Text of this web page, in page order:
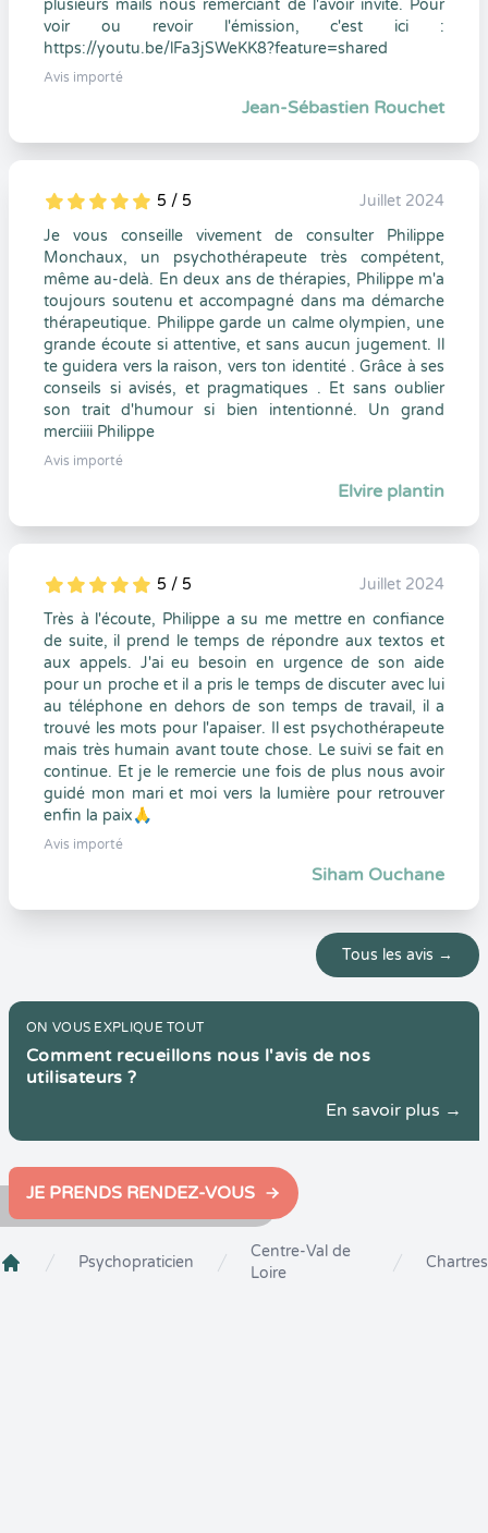
plusieurs mails nous remerciant de l'avoir invité. Pour
voir ou revoir l'émission, c'est ici :
https://youtu.be/lFa3jSWeKK8?feature=shared
Avis importé
Jean-Sébastien Rouchet
5
1
5
0 5 / 5
Juillet 2024
Je vous conseille vivement de consulter Philippe
Monchaux, un psychothérapeute très compétent,
même au-delà. En deux ans de thérapies, Philippe m'a
toujours soutenu et accompagné dans ma démarche
thérapeutique. Philippe garde un calme olympien, une
grande écoute si attentive, et sans aucun jugement. Il
te guidera vers la raison, vers ton identité . Grâce à ses
conseils si avisés, et pragmatiques . Et sans oublier
son trait d'humour si bien intentionné. Un grand
merciiii Philippe
Avis importé
Elvire plantin
5
1
5
0 5 / 5
Juillet 2024
Très à l'écoute, Philippe a su me mettre en confiance
de suite, il prend le temps de répondre aux textos et
aux appels. J'ai eu besoin en urgence de son aide
pour un proche et il a pris le temps de discuter avec lui
au téléphone en dehors de son temps de travail, il a
trouvé les mots pour l'apaiser. Il est psychothérapeute
mais très humain avant toute chose. Le suivi se fait en
continue. Et je le remercie une fois de plus nous avoir
guidé mon mari et moi vers la lumière pour retrouver
enfin la paix🙏
Avis importé
Siham Ouchane
Tous les avis →
ON VOUS EXPLIQUE TOUT
Comment recueillons nous l'avis de nos
utilisateurs ?
En savoir plus →
JE PRENDS RENDEZ-VOUS
Psychopraticien
Centre-Val de
Loire
Chartres